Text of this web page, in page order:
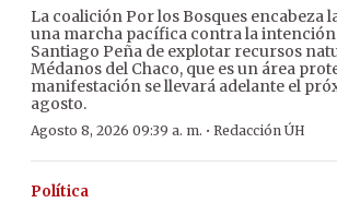
La coalición Por los Bosques encabeza
una marcha pacífica contra la
Santiago Peña de explotar recursos
Médanos del Chaco, que es un área
manifestación se llevará adelante el
agosto.
Agosto 8, 2026 09:39 a. m. · Redacción ÚH
Política